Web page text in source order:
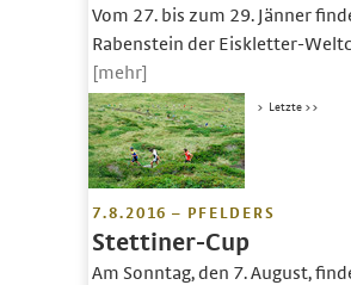
Vom 27. bis zum 29. Jänner
Rabenstein der Eiskletter-
[mehr]
7.8.2016 – PFELDERS
Stettiner-Cup
Am Sonntag, den 7. August,
> Letzte >>